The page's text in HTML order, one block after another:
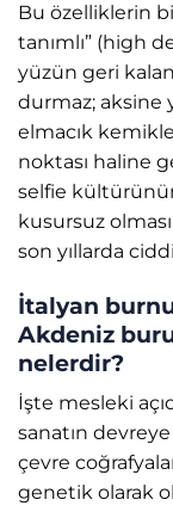
Bu özelliklerin
tanımlı” (high
yüzün geri
durmaz; aksine
elmacık
noktası haline
selfie
kusursuz
son yıllarda
İtalyan
Akdeniz
nelerdir?
İşte mesleki
sanatın
çevre
genetik olarak